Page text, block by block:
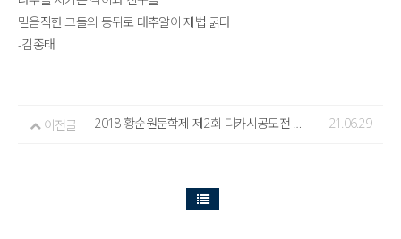
믿음직한 그들의 등뒤로 대추알이 제법 굵다
-김종태
이전글 2018 황순원문학제 제2회 디카시공모전 수상작 21.06.29